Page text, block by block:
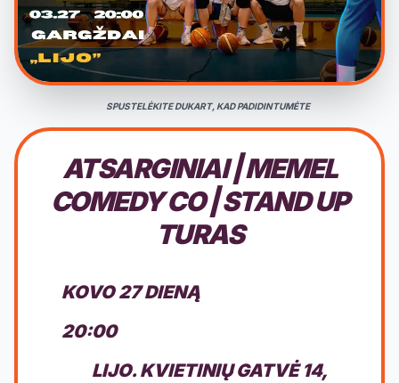
SPUSTELĖKITE DUKART, KAD PADIDINTUMĖTE
ATSARGINIAI | MEMEL
COMEDY CO | STAND UP
TURAS
KOVO 27 DIENĄ
20:00
LIJO. KVIETINIŲ GATVĖ 14,